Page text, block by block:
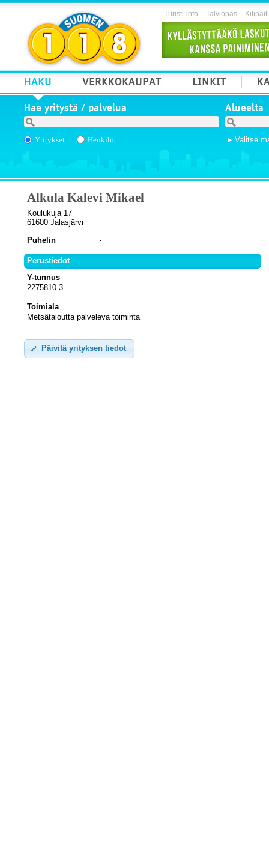
Turisti-info Talviopas
HAKU VERKKOKAUPAT LINKIT
Hae yritystä / palvelua
Yritykset Henkilöt
Alueelta
Valitse
Alkula Kalevi Mikael
Koulukuja 17
61600 Jalasjärvi
Puhelin
Perustiedot
Y-tunnus
2275810-3
Toimiala
Metsätaloutta palveleva toiminta
Päivitä yrityksen tiedot